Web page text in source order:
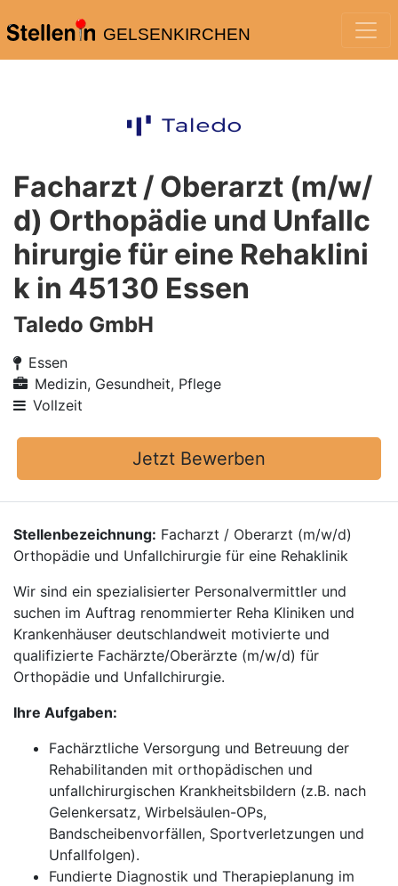
GELSENKIRCHEN
Facharzt / Oberarzt (m/w/
d) Orthopädie und Unfallc
hirurgie für eine Rehaklini
k in 45130 Essen
Taledo GmbH
Essen
Medizin, Gesundheit, Pflege
Vollzeit
Jetzt Bewerben
Stellenbezeichnung: Facharzt / Oberarzt (m/w/d)
Orthopädie und Unfallchirurgie für eine Rehaklinik
Wir sind ein spezialisierter Personalvermittler und
suchen im Auftrag renommierter Reha Kliniken und
Krankenhäuser deutschlandweit motivierte und
qualifizierte Fachärzte/Oberärzte (m/w/d) für
Orthopädie und Unfallchirurgie.
Ihre Aufgaben:
Fachärztliche Versorgung und Betreuung der
Rehabilitanden mit orthopädischen und
unfallchirurgischen Krankheitsbildern (z.B. nach
Gelenkersatz, Wirbelsäulen-OPs,
Bandscheibenvorfällen, Sportverletzungen und
Unfallfolgen).
Fundierte Diagnostik und Therapieplanung im